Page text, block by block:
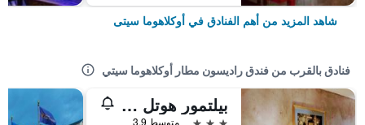
شاهد المزيد من أهم الفنادق في أوكلاهوما سيتى
فنادق بالقرب من فندق راديسون مطار أوكلاهوما سيتي
بيلتمور هوتل أوكلاهوما
3 نجوم
متوسط 3.9